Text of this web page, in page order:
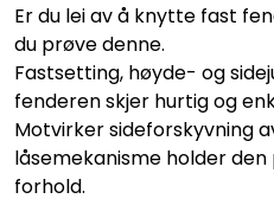
Er du lei av å knytte fast
du prøve denne.
Fastsetting, høyde- og
fenderen skjer hurtig og
Motvirker sideforskyvning
låsemekanisme holder
forhold.